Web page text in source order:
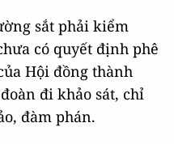
sắt phải kiểm
có quyết định phê
Hội đồng thành
đi khảo sát, chỉ
đàm phán.